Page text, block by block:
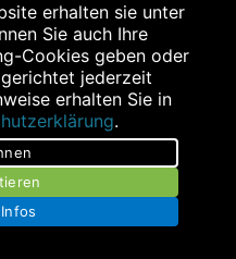
erhalten sie unter
Sie auch Ihre
Cookies geben oder
jederzeit
erhalten Sie in
.